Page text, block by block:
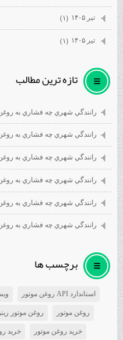
تیر ۱۴۰۵ (۱)
تیر ۱۴۰۵ (۱)
تازه ترين مطالب
رانندگي شهري چه فشاري به روغن
رانندگي شهري چه فشاري به روغن
رانندگي شهري چه فشاري به روغن
رانندگي شهري چه فشاري به روغن
رانندگي شهري چه فشاري به روغن
رانندگي شهري چه فشاري به روغن
برچسب ها
استاندارد API روغن موتور
روغن موتور روغن موتور
خرید روغن موتور خرید